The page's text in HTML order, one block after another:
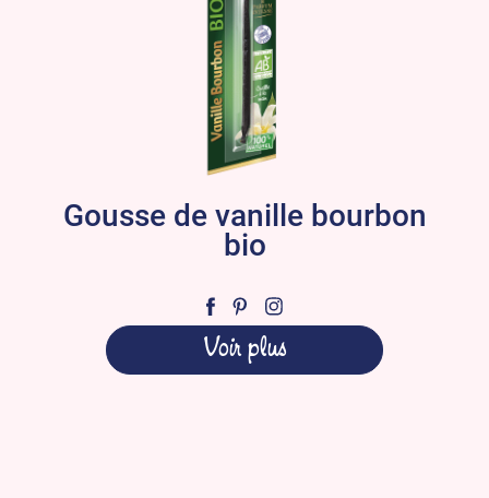
Gousse de vanille bourbon
bio
Voir plus